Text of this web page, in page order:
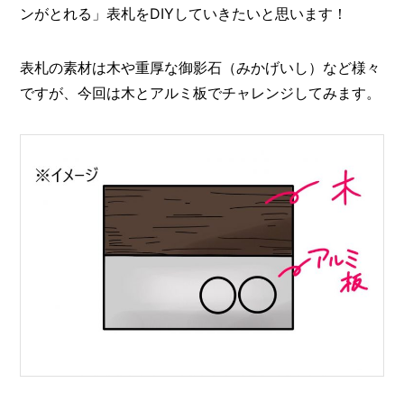
ンがとれる」表札をDIYしていきたいと思います！
表札の素材は木や重厚な御影石（みかげいし）など様々
ですが、今回は木とアルミ板でチャレンジしてみます。